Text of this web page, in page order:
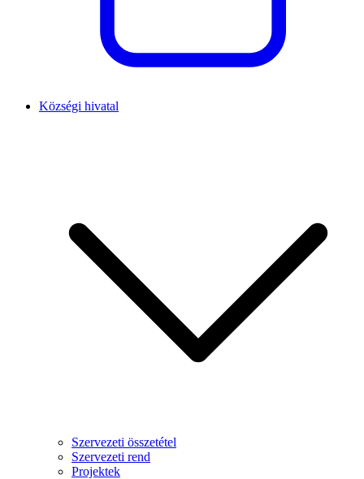
Községi hivatal
Szervezeti összetétel
Szervezeti rend
Projektek